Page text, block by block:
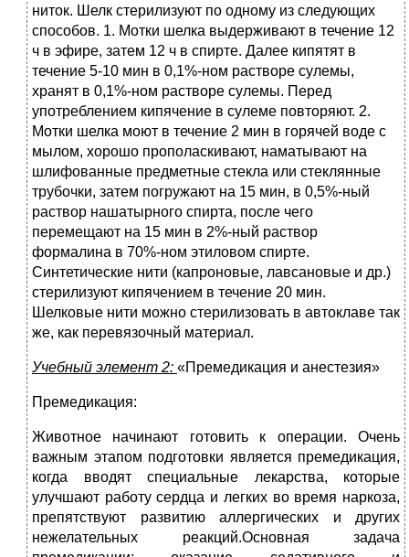
ниток. Шелк стерилизуют по одному из следующих
способов. 1. Мотки шелка выдерживают в течение 12
ч в эфире, затем 12 ч в спирте. Далее кипятят в
течение 5-10 мин в 0,1%-ном растворе сулемы,
хранят в 0,1%-ном растворе сулемы. Перед
употреблением кипячение в сулеме повторяют. 2.
Мотки шелка моют в течение 2 мин в горячей воде с
мылом, хорошо прополаскивают, наматывают на
шлифованные предметные стекла или стеклянные
трубочки, затем погружают на 15 мин, в 0,5%-ный
раствор нашатырного спирта, после чего
перемещают на 15 мин в 2%-ный раствор
формалина в 70%-ном этиловом спирте.
Синтетические нити (капроновые, лавсановые и др.)
стерилизуют кипячением в течение 20 мин.
Шелковые нити можно стерилизовать в автоклаве так
же, как перевязочный материал.
Учебный элемент 2: «Премедикация и анестезия»
Премедикация:
Животное начинают готовить к операции. Очень
важным этапом подготовки является премедикация,
когда вводят специальные лекарства, которые
улучшают работу сердца и легких во время наркоза,
препятствуют развитию аллергических и других
нежелательных реакций.Основная задача